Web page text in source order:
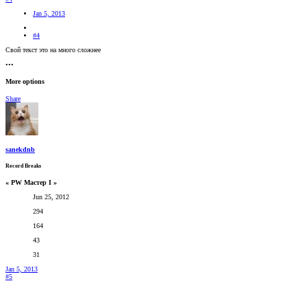
Jan 5, 2013
#4
Свой текст это на много сложнее
•••
More options
Share
sanekdnb
Record Breaks
« PW Мастер I »
Jun 25, 2012
294
164
43
31
Jan 5, 2013
#5